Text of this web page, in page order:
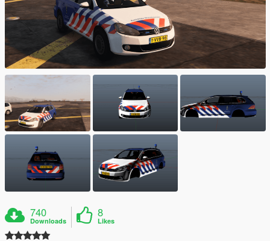
740
Downloads
8
Likes